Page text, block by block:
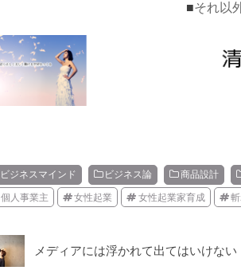
■それ以
ビジネスマインド ビジネス論 商品設計
個人事業主 女性起業 女性起業家育成
メディアには浮かれて出てはいけない